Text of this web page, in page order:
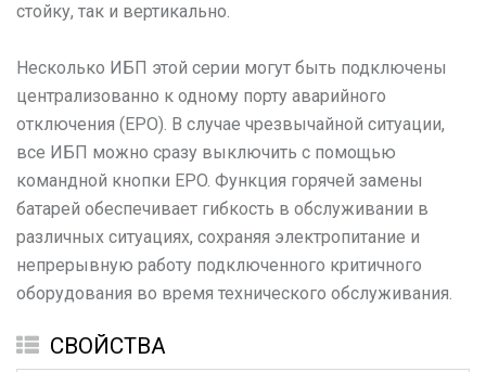
стойку, так и вертикально.
Несколько ИБП этой серии могут быть подключены
централизованно к одному порту аварийного
отключения (EPO). В случае чрезвычайной ситуации,
все ИБП можно сразу выключить с помощью
командной кнопки EPO. Функция горячей замены
батарей обеспечивает гибкость в обслуживании в
различных ситуациях, сохраняя электропитание и
непрерывную работу подключенного критичного
оборудования во время технического обслуживания.
СВОЙСТВА